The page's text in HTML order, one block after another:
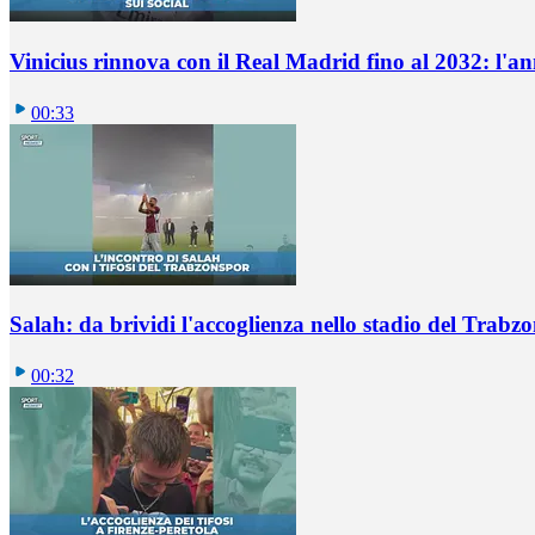
Vinicius rinnova con il Real Madrid fino al 2032:
00:33
Salah: da brividi l'accoglienza nello stadio del
00:32